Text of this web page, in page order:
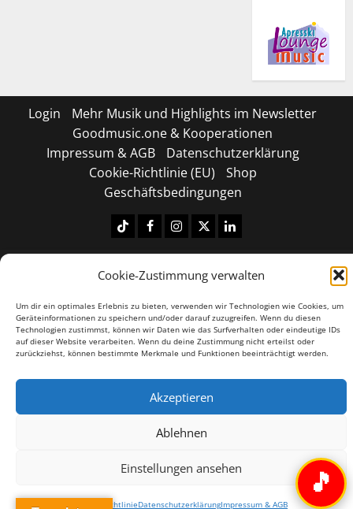
Cookie-Zustimmung verwalten
Um dir ein optimales Erlebnis zu bieten, verwenden wir Technologien wie Cookies, um
Geräteinformationen zu speichern und/oder darauf zuzugreifen. Wenn du diesen
Technologien zustimmst, können wir Daten wie das Surfverhalten oder eindeutige IDs
auf dieser Website verarbeiten. Wenn du deine Zustimmung nicht erteilst oder
zurückziehst, können bestimmte Merkmale und Funktionen beeinträchtigt werden.
Akzeptieren
Ablehnen
Einstellungen ansehen
Cookie-RichtlinieDatenschutzerklärungImpressum & AGB
Login
Mehr Musik und Highlights im Newsletter
Goodmusic.one & Kooperationen
Impressum & AGB
Datenschutzerklärung
Cookie-Richtlinie (EU)
Shop
Geschäftsbedingungen
TiktokFacebook
Instagram
X LinkedIN
Copyright © 2026 All rights reserved. |
by
AF themes.
🎵